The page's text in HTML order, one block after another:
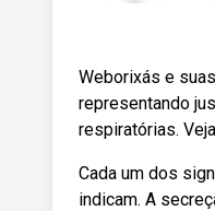
Weborixás e
representando
respiratórias.
Cada um dos
indicam. A